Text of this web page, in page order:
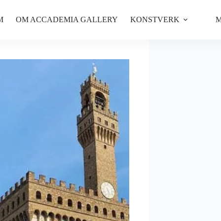
OM ACCADEMIA GALLERY KONSTVERK